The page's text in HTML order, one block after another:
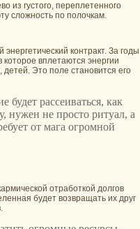
из густого, переплетенного
сложность по полочкам.
контракт. За годы
вплетаются энергии
Это поле становится его
будет рассеиваться, как
нужен не просто ритуал, а
от мага огромной
отработкой долгов
будет возвращать их друг